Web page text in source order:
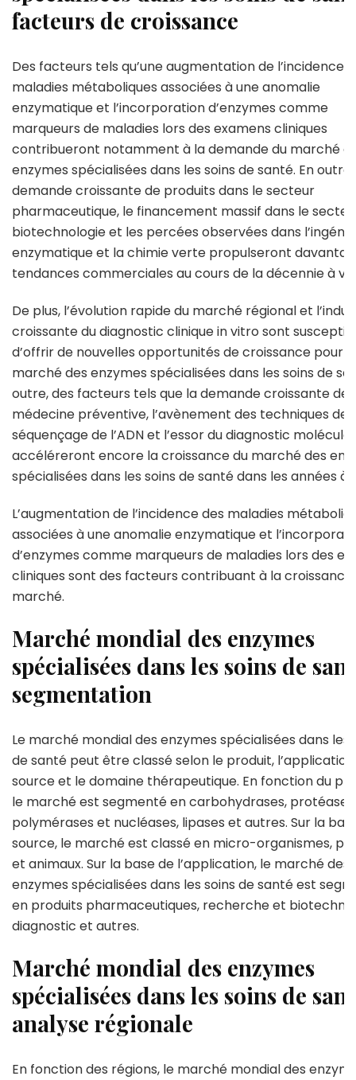
facteurs de croissance
Des facteurs tels qu’une augmentation de l’incidence
maladies métaboliques associées à une anomalie
enzymatique et l’incorporation d’enzymes comme
marqueurs de maladies lors des examens cliniques
contribueront notamment à la demande du marché
enzymes spécialisées dans les soins de santé. En
demande croissante de produits dans le secteur
pharmaceutique, le financement massif dans le
biotechnologie et les percées observées dans
enzymatique et la chimie verte propulseront
tendances commerciales au cours de la décennie à
De plus, l’évolution rapide du marché régional et
croissante du diagnostic clinique in vitro sont
d’offrir de nouvelles opportunités de croissance pour
marché des enzymes spécialisées dans les soins de
outre, des facteurs tels que la demande croissante de
médecine préventive, l’avènement des techniques de
séquençage de l’ADN et l’essor du diagnostic
accéléreront encore la croissance du marché des
spécialisées dans les soins de santé dans les années à
L’augmentation de l’incidence des maladies
associées à une anomalie enzymatique et
d’enzymes comme marqueurs de maladies lors des
cliniques sont des facteurs contribuant à la croissance
marché.
Marché mondial des enzymes
spécialisées dans les soins de
segmentation
Le marché mondial des enzymes spécialisées dans les
de santé peut être classé selon le produit,
source et le domaine thérapeutique. En fonction du
le marché est segmenté en carbohydrases, protéases,
polymérases et nucléases, lipases et autres. Sur la
source, le marché est classé en micro-organismes,
et animaux. Sur la base de l’application, le marché des
enzymes spécialisées dans les soins de santé est
en produits pharmaceutiques, recherche et
diagnostic et autres.
Marché mondial des enzymes
spécialisées dans les soins de
analyse régionale
En fonction des régions, le marché mondial des